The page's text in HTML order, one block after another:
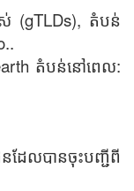
(gTLDs), តំបន់
តំបន់នៅពេល:
ដែលបានចុះបញ្ជីពី